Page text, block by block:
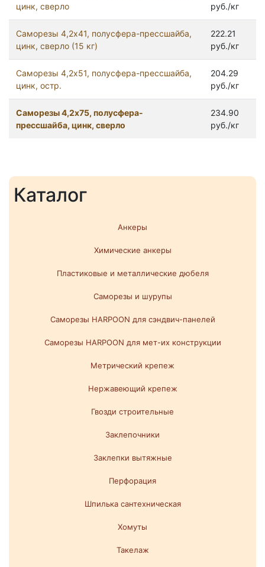
Каталог
Анкеры
Химические анкеры
Пластиковые и металлические дюбеля
Саморезы и шурупы
Саморезы HARPOON для сэндвич-панелей
Саморезы HARPOON для мет-их конструкции
Метрический крепеж
Нержавеющий крепеж
Гвозди строительные
Заклепочники
Заклепки вытяжные
Перфорация
Шпилька сантехническая
Хомуты
Такелаж
цинк, сверло
руб./кг
Саморезы 4,2x41, полусфера-прессшайба,
цинк, сверло (15 кг)
222.21
руб./кг
Саморезы 4,2x51, полусфера-прессшайба,
цинк, остр.
204.29
руб./кг
Саморезы 4,2x75, полусфера-
прессшайба, цинк, сверло
234.90
руб./кг